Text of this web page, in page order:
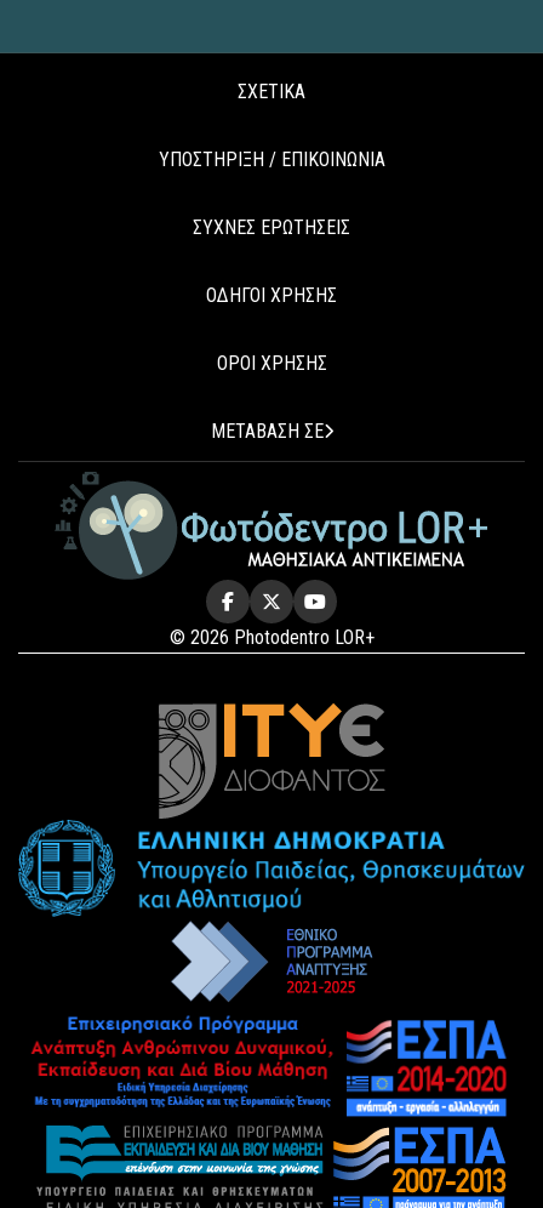
ΣΧΕΤΙΚΑ
ΥΠΟΣΤΗΡΙΞΗ / ΕΠΙΚΟΙΝΩΝΙΑ
ΣΥΧΝΕΣ ΕΡΩΤΗΣΕΙΣ
ΟΔΗΓΟΙ ΧΡΗΣΗΣ
ΟΡΟΙ ΧΡΗΣΗΣ
ΜΕΤΑΒΑΣΗ ΣΕ
© 2026 Photodentro LOR+